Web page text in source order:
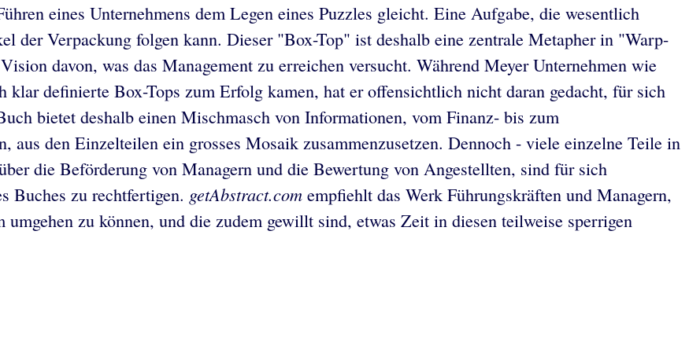
eines Unternehmens dem Legen eines Puzzles gleicht. Eine Aufgabe, die wesentlich
der Verpackung folgen kann. Dieser "Box-Top" ist deshalb eine zentrale Metapher in "Warp-
davon, was das Management zu erreichen versucht. Während Meyer Unternehmen wie
definierte Box-Tops zum Erfolg kamen, hat er offensichtlich nicht daran gedacht, für sich
bietet deshalb einen Mischmasch von Informationen, vom Finanz- bis zum
aus den Einzelteilen ein grosses Mosaik zusammenzusetzen. Dennoch - viele einzelne Teile in
die Beförderung von Managern und die Bewertung von Angestellten, sind für sich
Buches zu rechtfertigen. getAbstract.com empfiehlt das Werk Führungskräften und Managern,
zu können, und die zudem gewillt sind, etwas Zeit in diesen teilweise sperrigen